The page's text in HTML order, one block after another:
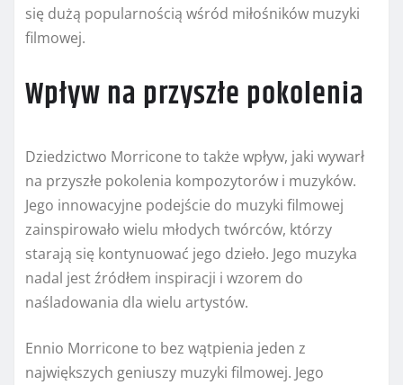
się dużą popularnością wśród miłośników muzyki
filmowej.
Wpływ na przyszłe pokolenia
Dziedzictwo Morricone to także wpływ, jaki wywarł
na przyszłe pokolenia kompozytorów i muzyków.
Jego innowacyjne podejście do muzyki filmowej
zainspirowało wielu młodych twórców, którzy
starają się kontynuować jego dzieło. Jego muzyka
nadal jest źródłem inspiracji i wzorem do
naśladowania dla wielu artystów.
Ennio Morricone to bez wątpienia jeden z
największych geniuszy muzyki filmowej. Jego